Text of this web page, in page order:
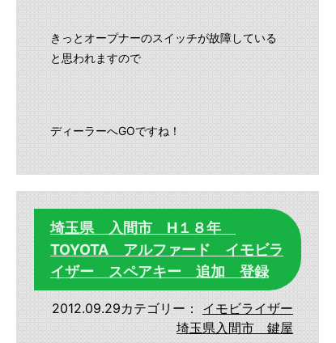
きっとオープナーのスイッチが故障している
と思われますので
ディーラーへGOですね！
埼玉県 入間市 H１８年
TOYOTA アルファード イモビラ
イザー スペアキー 追加 登録
2012.09.29カテゴリー：
イモビライザー
埼玉県入間市 鍵屋